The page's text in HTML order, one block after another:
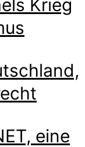
Krieg
eine